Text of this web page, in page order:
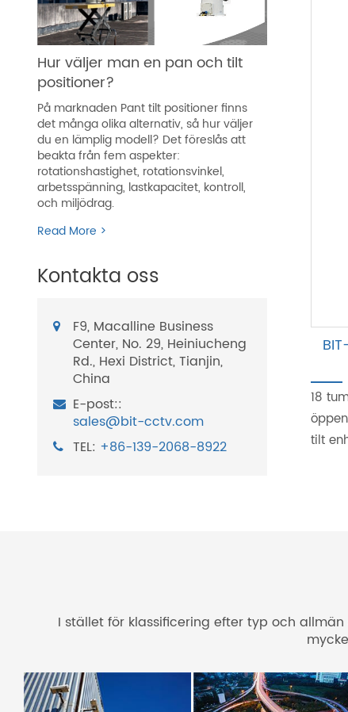
Hur väljer man en pan och tilt
positioner?
På marknaden Pant tilt positioner finns
det många olika alternativ, så hur väljer
du en lämplig modell? Det föreslås att
beakta från fem aspekter:
rotationshastighet, rotationsvinkel,
arbetsspänning, lastkapacitet, kontroll,
och miljödrag.
Read More >
Kontakta oss
F9, Macalline Business
Center, No. 29, Heiniucheng
Rd., Hexi District, Tianjin,
China
E-post::
sales@bit-cctv.com
TEL: +86-139-2068-8922
18
tilt
I stället för klassificering efter typ och